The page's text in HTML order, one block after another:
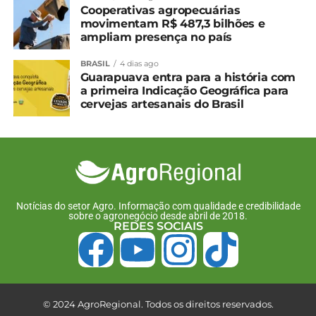
Compartilhe isso:
Facebook
foi discutida em encontro
em Guarapuava
26 de agosto, 2024
Em "Guarapuava"
possível classificação da
tilápia como espécie
invasora
15 de outubro, 2025
Em "Paraná"
Trem turístico pode virar
realidade em Guarapuava
Cooperativas agropecuárias
movimentam R$ 487,3 bilhões e
ampliam presença no país
BRASIL 4 dias ago
Guarapuava entra para a história com
a primeira Indicação Geográfica para
cervejas artesanais do Brasil
Notícias do setor Agro. Informação com qualidade e credibilidade
sobre o agronegócio desde abril de 2018.
REDES SOCIAIS
© 2024 AgroRegional. Todos os direitos reservados.